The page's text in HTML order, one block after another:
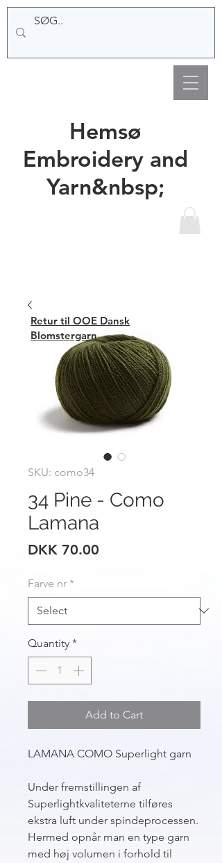
Hemsø
Embroidery and
Yarn&nbsp;
SKU: como34
34 Pine - Como
Lamana
DKK 70.00
Farve nr *
Quantity *
Add to Cart
LAMANA COMO Superlight garn
Under fremstillingen af
Superlightkvaliteterne tilføres
ekstra luft under spindeprocessen.
Hermed opnår man en type garn
med høj volumen i forhold til
Retur til OOE Dansk
Blomstergarn